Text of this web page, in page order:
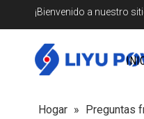
¡Bienvenido a nuestro
Hogar » Preguntas